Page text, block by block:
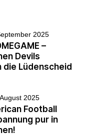
2025
–
Devils
die Lüdenscheid
2025
Football
pur in